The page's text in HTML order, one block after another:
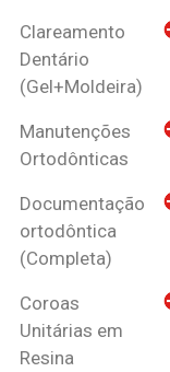
Clareamento
Dentário
(Gel+Moldeira)
Manutenções
Ortodônticas
Documentação
ortodôntica
(Completa)
Coroas
Unitárias em
Resina